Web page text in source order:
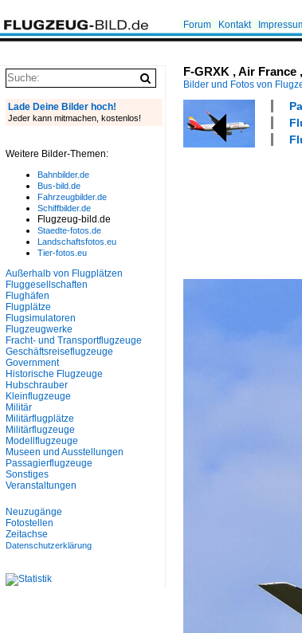
Forum Kontakt
F-GRXK , Air
Bilder und Fotos von
Lade Deine Bilder hoch!
Jeder kann mitmachen, kostenlos!
Weitere Bilder-Themen:
Bahnbilder.de
Bus-bild.de
Fahrzeugbilder.de
Schiffbilder.de
Flugzeug-bild.de
Staedte-fotos.de
Landschaftsfotos.eu
Tier-fotos.eu
Außerhalb von Flugplätzen
Fluggesellschaften
Flughäfen
Flugplätze
Flugsimulatoren
Flugzeugwerke
Fracht- und Transportflugzeuge
Geschäftsreiseflugzeuge
Government
Historische Flugzeuge
Hubschrauber
Kleinflugzeuge
Militär
Militärflugplätze
Militärflugzeuge
Modellflugzeuge
Museen und Ausstellungen
Passagierflugzeuge
Sonstiges
Veranstaltungen
Neuzugänge
Fotostellen
Zeitachse
Datenschutzerklärung